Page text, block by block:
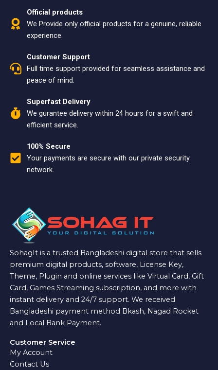
Official products
We Provide only official products for a genuine, reliable
experience.
Customer Support
Full time support provided for seamless assistance and
peace of mind.
Superfast Delivery
We gurantee delivery within 24 hours for a swift and
efficient service.
100% Secure
Your payments are secure with our private security
network.
SohagIt is a trusted Bangladeshi digital store that sells
premium digital products, software, License Key,
Theme, Plugin and online services like Virtual Card, Gift
Card, Games Streaming subscription, and more with
instant delivery and 24/7 support. We received
Bangladeshi payment method Bkash, Nagad Rocket
and Local Bank Payment.
Customer Service
My Account
Contact Us